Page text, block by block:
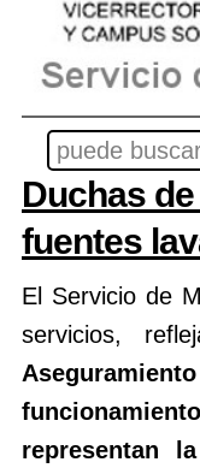
Duchas
fuentes
El Servicio de
servicios,
representan